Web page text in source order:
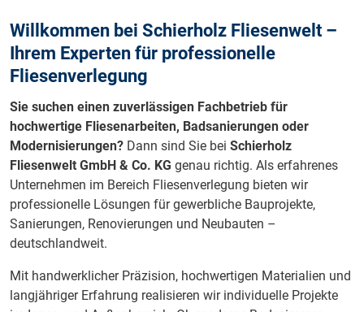
Willkommen bei Schierholz Fliesenwelt –
Ihrem Experten für professionelle
Fliesenverlegung
Sie suchen einen zuverlässigen Fachbetrieb für
hochwertige Fliesenarbeiten, Badsanierungen oder
Modernisierungen? Dann sind Sie bei Schierholz
Fliesenwelt GmbH & Co. KG genau richtig. Als erfahrenes
Unternehmen im Bereich Fliesenverlegung bieten wir
professionelle Lösungen für gewerbliche Bauprojekte,
Sanierungen, Renovierungen und Neubauten –
deutschlandweit.
Mit handwerklicher Präzision, hochwertigen Materialien und
langjähriger Erfahrung realisieren wir individuelle Projekte